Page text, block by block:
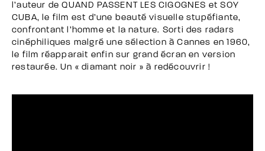
l’auteur de QUAND PASSENT LES CIGOGNES et SOY
CUBA, le film est d’une beauté visuelle stupéfiante,
confrontant l’homme et la nature. Sorti des radars
cinéphiliques malgré une sélection à Cannes en 1960,
le film réapparait enfin sur grand écran en version
restaurée. Un « diamant noir » à redécouvrir !